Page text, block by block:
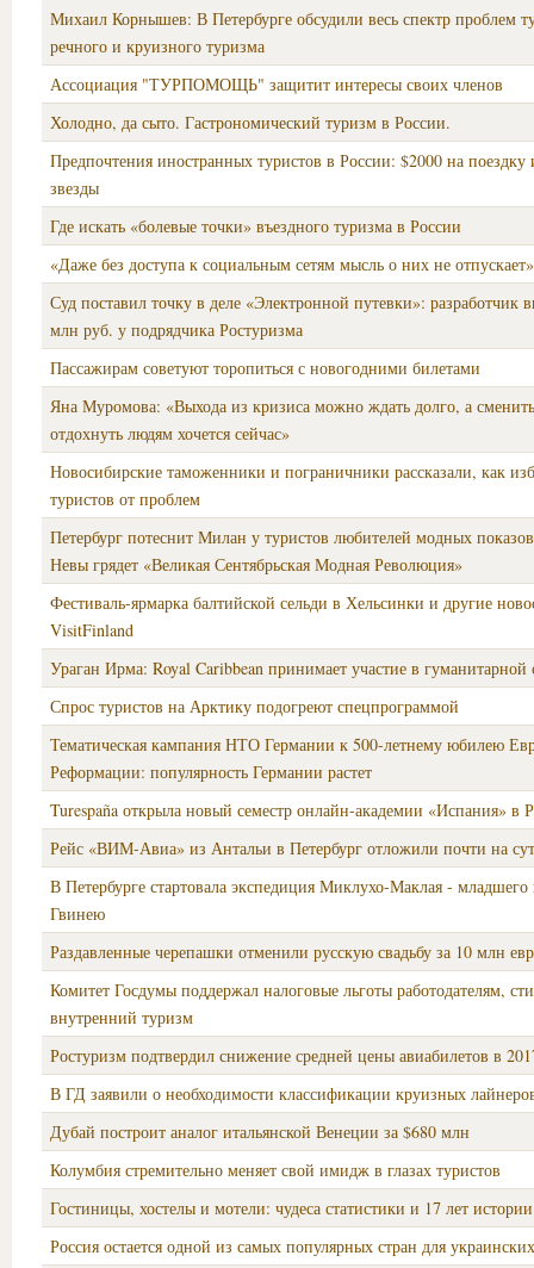
Михаил Корнышев: В Петербурге обсудили весь спектр проблем
речного и круизного туризма
Ассоциация "ТУРПОМОЩЬ" защитит интересы своих членов
Холодно, да сыто. Гастрономический туризм в России.
Предпочтения иностранных туристов в России: $2000 на поездку
звезды
Где искать «болевые точки» въездного туризма в России
«Даже без доступа к социальным сетям мысль о них не отпускает»
Суд поставил точку в деле «Электронной путевки»: разработчик
млн руб. у подрядчика Ростуризма
Пассажирам советуют торопиться с новогодними билетами
Яна Муромова: «Выхода из кризиса можно ждать долго, а
отдохнуть людям хочется сейчас»
Новосибирские таможенники и пограничники рассказали, как
туристов от проблем
Петербург потеснит Милан у туристов любителей модных
Невы грядет «Великая Сентябрьская Модная Революция»
Фестиваль-ярмарка балтийской сельди в Хельсинки и другие
VisitFinland
Ураган Ирма: Royal Caribbean принимает участие в гуманитарной
Спрос туристов на Арктику подогреют спецпрограммой
Тематическая кампания НТО Германии к 500-летнему юбилею
Реформации: популярность Германии растет
Turespaña открыла новый семестр онлайн-академии «Испания» в
Рейс «ВИМ-Авиа» из Антальи в Петербург отложили почти на
В Петербурге стартовала экспедиция Миклухо-Маклая -
Гвинею
Раздавленные черепашки отменили русскую свадьбу за 10 млн
Комитет Госдумы поддержал налоговые льготы работодателям,
внутренний туризм
Ростуризм подтвердил снижение средней цены авиабилетов в
В ГД заявили о необходимости классификации круизных
Дубай построит аналог итальянской Венеции за $680 млн
Колумбия стремительно меняет свой имидж в глазах туристов
Гостиницы, хостелы и мотели: чудеса статистики и 17 лет истории
Россия остается одной из самых популярных стран для